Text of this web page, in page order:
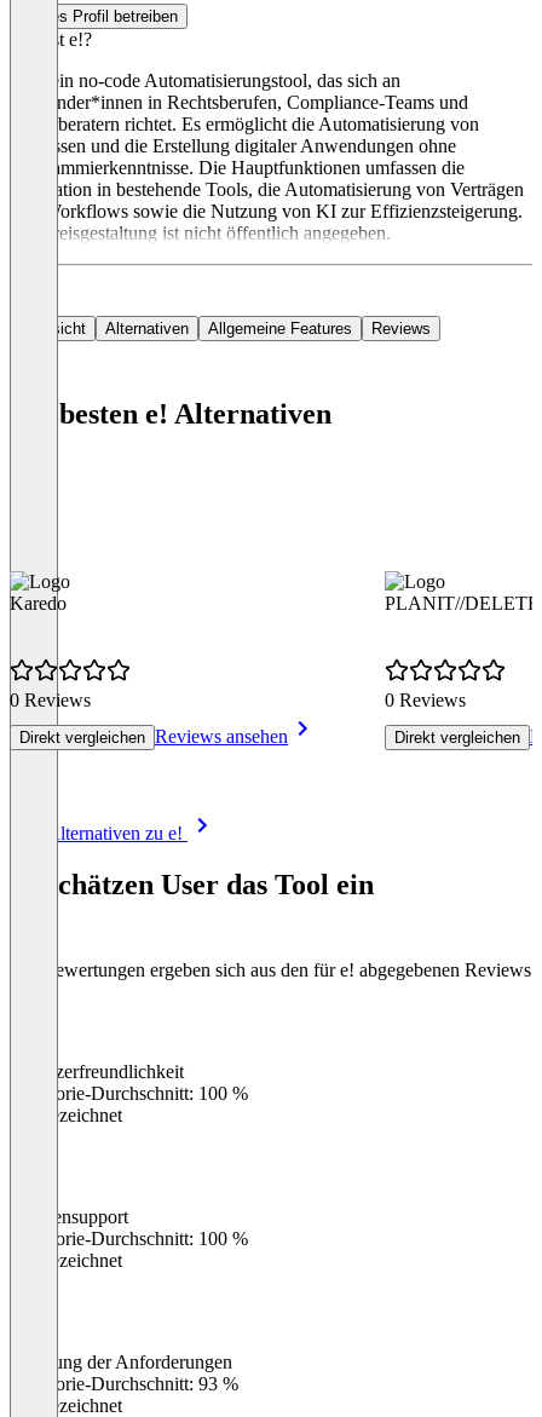
Dieses Profil betreiben
Was ist e!?
e! ist ein no-code Automatisierungstool, das sich an
Anwender*innen in Rechtsberufen, Compliance-Teams und
Steuerberatern richtet. Es ermöglicht die Automatisierung von
Prozessen und die Erstellung digitaler Anwendungen ohne
Programmierkenntnisse. Die Hauptfunktionen umfassen die
Integration in bestehende Tools, die Automatisierung von Verträgen
und Workflows sowie die Nutzung von KI zur Effizienzsteigerung.
Die Preisgestaltung ist nicht öffentlich angegeben.
Übersicht Alternativen Allgemeine Features Reviews
Die besten e! Alternativen
Karedo
0 Reviews
Direkt vergleichen Reviews ansehen
PLANIT//DELETE
0 Reviews
Direkt vergleichen
Alle Alternativen zu e!
So schätzen User das Tool ein
Die Bewertungen ergeben sich aus den für e! abgegebenen Reviews
Benutzerfreundlichkeit
Kategorie-Durchschnitt: 100 %
Ausgezeichnet
Kundensupport
Kategorie-Durchschnitt: 100 %
Ausgezeichnet
Erfüllung der Anforderungen
Kategorie-Durchschnitt: 93 %
Ausgezeichnet